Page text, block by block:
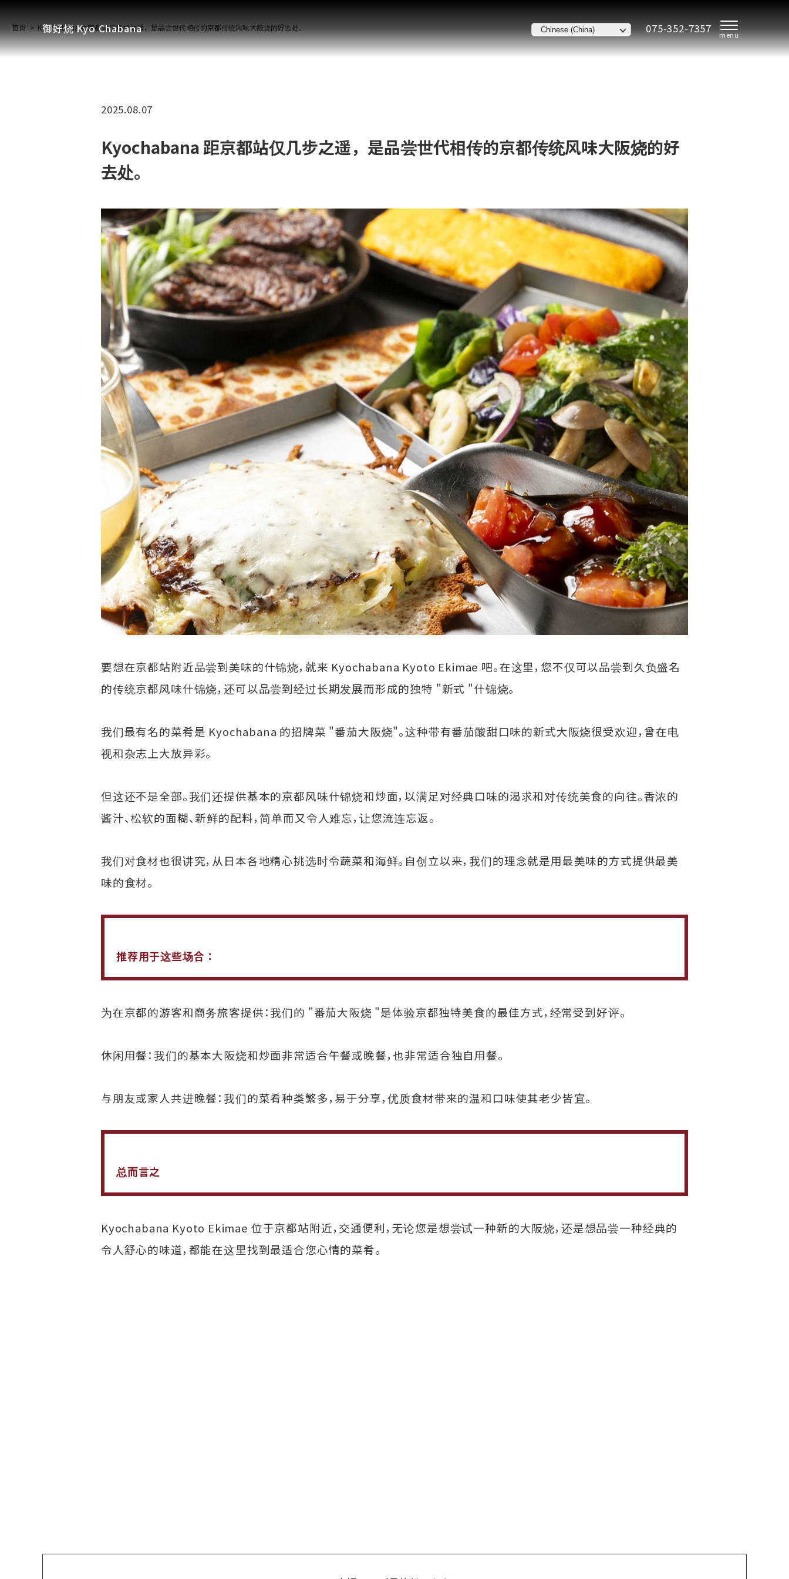
御好烧 Kyo Chabana 075-352-7357
首页 Kyochabana 距京都站仅几步之遥，是品尝世代相传的京都传统风味大阪烧的好去处。
2025.08.07
Kyochabana 距京都站仅几步之遥，是品尝世代相传的京都传统风味大阪烧的好
去处。
要想在京都站附近品尝到美味的什锦烧，就来 Kyochabana Kyoto Ekimae 吧。在这里，您不仅可以品尝到久负盛名
的传统京都风味什锦烧，还可以品尝到经过长期发展而形成的独特 "新式 "什锦烧。
我们最有名的菜肴是 Kyochabana 的招牌菜 "番茄大阪烧"。这种带有番茄酸甜口味的新式大阪烧很受欢迎，曾在电
视和杂志上大放异彩。
但这还不是全部。我们还提供基本的京都风味什锦烧和炒面，以满足对经典口味的渴求和对传统美食的向往。香浓的
酱汁、松软的面糊、新鲜的配料，简单而又令人难忘，让您流连忘返。
我们对食材也很讲究，从日本各地精心挑选时令蔬菜和海鲜。自创立以来，我们的理念就是用最美味的方式提供最美
味的食材。
推荐用于这些场合：
为在京都的游客和商务旅客提供：我们的 "番茄大阪烧 "是体验京都独特美食的最佳方式，经常受到好评。
休闲用餐：我们的基本大阪烧和炒面非常适合午餐或晚餐，也非常适合独自用餐。
与朋友或家人共进晚餐：我们的菜肴种类繁多，易于分享，优质食材带来的温和口味使其老少皆宜。
总而言之
Kyochabana Kyoto Ekimae 位于京都站附近，交通便利，无论您是想尝试一种新的大阪烧，还是想品尝一种经典的
令人舒心的味道，都能在这里找到最适合您心情的菜肴。